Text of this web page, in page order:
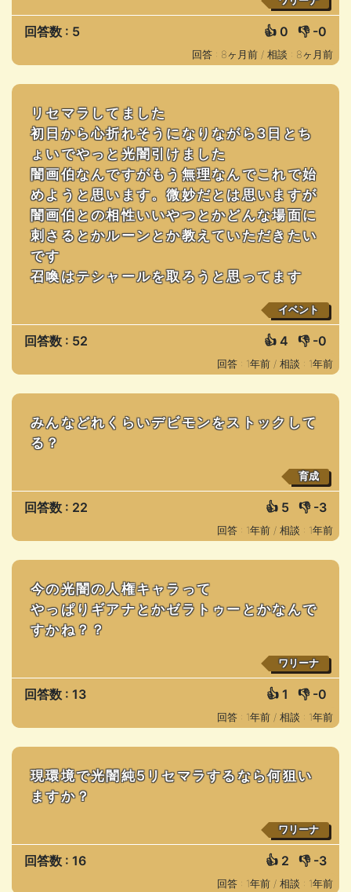
回答数 : 5 👍 0 👎 -0
回答 : 8ヶ月前 / 相談 : 8ヶ月前
リセマラしてました
初日から心折れそうになりながら3日とち
ょいでやっと光闇引けました
闇画伯なんですがもう無理なんでこれで始
めようと思います。微妙だとは思いますが
闇画伯との相性いいやつとかどんな場面に
刺さるとかルーンとか教えていただきたい
です
召喚はテシャールを取ろうと思ってます
イベント
回答数 : 52 👍 4 👎 -0
回答 : 1年前 / 相談 : 1年前
みんなどれくらいデビモンをストックして
る？
育成
回答数 : 22 👍 5 👎 -3
回答 : 1年前 / 相談 : 1年前
今の光闇の人権キャラって
やっぱりギアナとかゼラトゥーとかなんで
すかね？？
ワリーナ
回答数 : 13 👍 1 👎 -0
回答 : 1年前 / 相談 : 1年前
現環境で光闇純5リセマラするなら何狙い
ますか？
ワリーナ
回答数 : 16 👍 2 👎 -3
回答 : 1年前 / 相談 : 1年前